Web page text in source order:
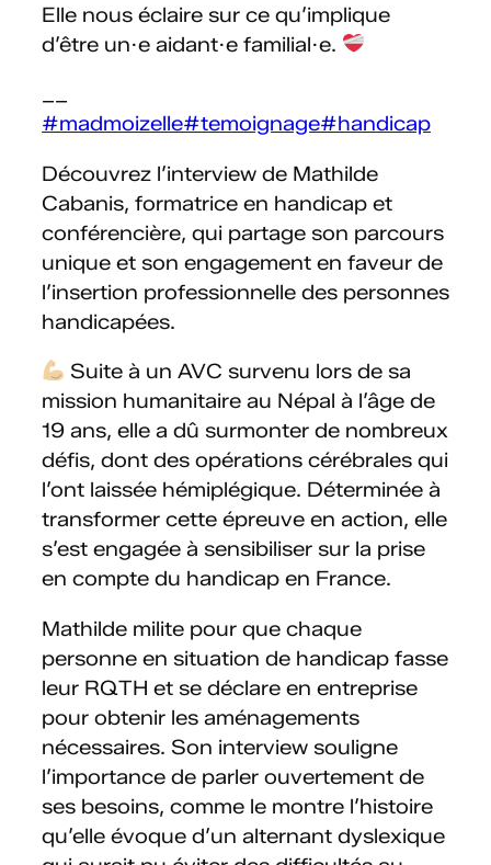
Elle nous éclaire sur ce qu’implique
d’être un·e aidant·e familial·e.
#madmoizelle#temoignage#handicap
Découvrez l’interview de Mathilde
Cabanis, formatrice en handicap et
conférencière, qui partage son parcours
unique et son engagement en faveur de
l’insertion professionnelle des personnes
handicapées.
Suite à un AVC survenu lors de sa
mission humanitaire au Népal à l’âge de
19 ans, elle a dû surmonter de nombreux
défis, dont des opérations cérébrales qui
l’ont laissée hémiplégique. Déterminée à
transformer cette épreuve en action, elle
s’est engagée à sensibiliser sur la prise
en compte du handicap en France.
Mathilde milite pour que chaque
personne en situation de handicap fasse
leur RQTH et se déclare en entreprise
pour obtenir les aménagements
nécessaires. Son interview souligne
l’importance de parler ouvertement de
ses besoins, comme le montre l’histoire
qu’elle évoque d’un alternant dyslexique